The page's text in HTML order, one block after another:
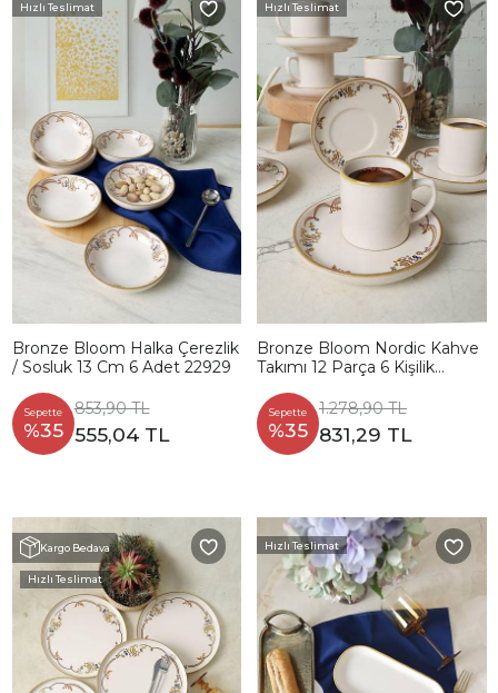
Hızlı Teslimat
Bronze Bloom Halka Çerezlik
/ Sosluk 13 Cm 6 Adet 22929
Sepette
%35
853,90 TL
555,04 TL
Hızlı Teslimat
Bronze Bloom Nordic Kahve
Takımı 12 Parça 6 Kişilik
Sepette
%35
1.278,90 TL
831,29 TL
Kargo Bedava
Hızlı Teslimat
Hızlı Teslimat